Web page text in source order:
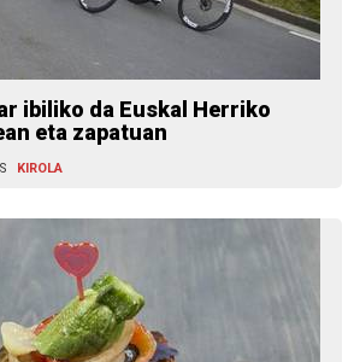
ibiliko da Euskal Herriko
eta zapatuan
KIROLA